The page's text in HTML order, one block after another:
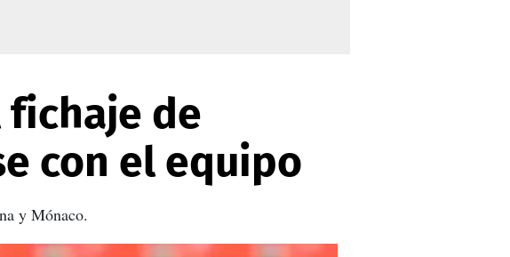
fichaje de
con el equipo
y Mónaco.